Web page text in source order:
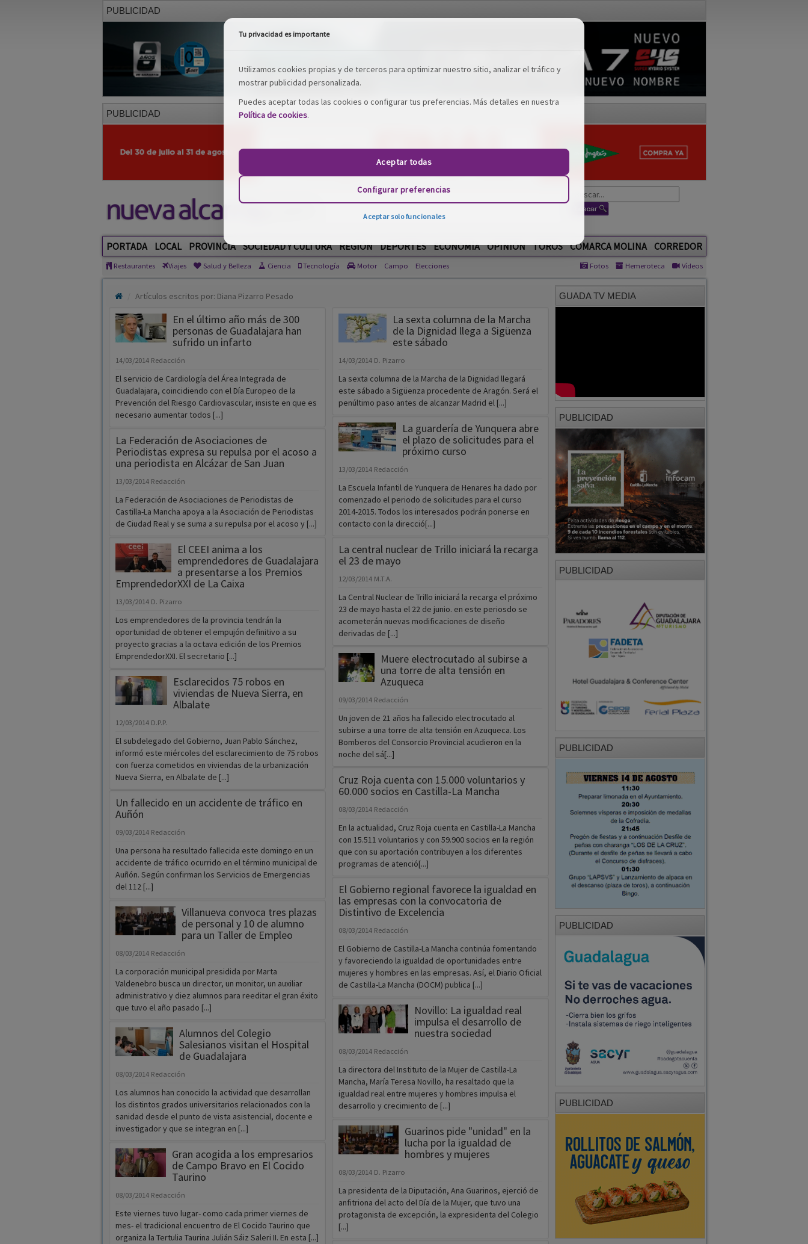
PUBLICIDAD
PUBLICIDAD
PORTADA LOCAL PROVINCIA SOCIEDAD Y CULTURA REGIÓN DEPORTES ECONOMÍA OPINIÓN TOROS COMARCA MOLINA CORREDOR
Restaurantes Viajes Salud y Belleza Ciencia Tecnología Motor Campo Elecciones Fotos Hemeroteca Vídeos
Artículos escritos por: Diana Pizarro Pesado
En el último año más de 300
personas de Guadalajara han
sufrido un infarto
14/03/2014 Redacción
El servicio de Cardiología del Área Integrada de
Guadalajara, coincidiendo con el Día Europeo de la
Prevención del Riesgo Cardiovascular, insiste en que es
necesario aumentar todos [...]
La Federación de Asociaciones de
Periodistas expresa su repulsa por el acoso a
una periodista en Alcázar de San Juan
13/03/2014 Redacción
La Federación de Asociaciones de Periodistas de
Castilla-La Mancha apoya a la Asociación de Periodistas
de Ciudad Real y se suma a su repulsa por el acoso y [...]
El CEEI anima a los
emprendedores de Guadalajara
a presentarse a los Premios
EmprendedorXXI de La Caixa
13/03/2014 D. Pizarro
Los emprendedores de la provincia tendrán la
oportunidad de obtener el empujón definitivo a su
proyecto gracias a la octava edición de los Premios
EmprendedorXXI. El secretario [...]
Esclarecidos 75 robos en
viviendas de Nueva Sierra, en
Albalate
12/03/2014 D.P.P.
El subdelegado del Gobierno, Juan Pablo Sánchez,
informó este miércoles del esclarecimiento de 75 robos
con fuerza cometidos en viviendas de la urbanización
Nueva Sierra, en Albalate de [...]
Un fallecido en un accidente de tráfico en
Auñón
09/03/2014 Redacción
Una persona ha resultado fallecida este domingo en un
accidente de tráfico ocurrido en el término municipal de
Auñón. Según confirman los Servicios de Emergencias
del 112 [...]
Villanueva convoca tres plazas
de personal y 10 de alumno
para un Taller de Empleo
08/03/2014 Redacción
La corporación municipal presidida por Marta
Valdenebro busca un director, un monitor, un auxiliar
administrativo y diez alumnos para reeditar el gran éxito
que tuvo el año pasado [...]
Alumnos del Colegio
Salesianos visitan el Hospital
de Guadalajara
08/03/2014 Redacción
Los alumnos han conocido la actividad que desarrollan
los distintos grados universitarios relacionados con la
sanidad desde el punto de vista asistencial, docente e
investigador y que se integran en [...]
Gran acogida a los empresarios
de Campo Bravo en El Cocido
Taurino
08/03/2014 Redacción
Este viernes tuvo lugar- como cada primer viernes de
mes- el tradicional encuentro de El Cocido Taurino que
organiza la Tertulia Taurina Julián Sáiz Saleri II. En esta [...]
La sexta columna de la Marcha
de la Dignidad llega a Sigüenza
este sábado
14/03/2014 D. Pizarro
La sexta columna de la Marcha de la Dignidad llegará
este sábado a Sigüenza procedente de Aragón. Será el
penúltimo paso antes de alcanzar Madrid el [...]
La guardería de Yunquera abre
el plazo de solicitudes para el
próximo curso
13/03/2014 Redacción
La Escuela Infantil de Yunquera de Henares ha dado por
comenzado el periodo de solicitudes para el curso
2014-2015. Todos los interesados podrán ponerse en
contacto con la direcció[...]
La central nuclear de Trillo iniciará la recarga
el 23 de mayo
12/03/2014 M.T.A.
La Central Nuclear de Trillo iniciará la recarga el próximo
23 de mayo hasta el 22 de junio. en este periosdo se
acometerán nuevas modificaciones de diseño
derivadas de [...]
Muere electrocutado al subirse a
una torre de alta tensión en
Azuqueca
09/03/2014 Redacción
Un joven de 21 años ha fallecido electrocutado al
subirse a una torre de alta tensión en Azuqueca. Los
Bomberos del Consorcio Provincial acudieron en la
noche del sá[...]
Cruz Roja cuenta con 15.000 voluntarios y
60.000 socios en Castilla-La Mancha
08/03/2014 Redacción
En la actualidad, Cruz Roja cuenta en Castilla-La Mancha
con 15.511 voluntarios y con 59.900 socios en la región
que con su aportación contribuyen a los diferentes
programas de atenció[...]
El Gobierno regional favorece la igualdad en
las empresas con la convocatoria de
Distintivo de Excelencia
08/03/2014 Redacción
El Gobierno de Castilla-La Mancha continúa fomentando
y favoreciendo la igualdad de oportunidades entre
mujeres y hombres en las empresas. Así, el Diario Oficial
de Castilla-La Mancha (DOCM) publica [...]
Novillo: La igualdad real
impulsa el desarrollo de
nuestra sociedad
08/03/2014 Redacción
La directora del Instituto de la Mujer de Castilla-La
Mancha, María Teresa Novillo, ha resaltado que la
igualdad real entre mujeres y hombres impulsa el
desarrollo y crecimiento de [...]
Guarinos pide "unidad" en la
lucha por la igualdad de
hombres y mujeres
08/03/2014 D. Pizarro
La presidenta de la Diputación, Ana Guarinos, ejerció de
anfitriona del acto del Día de la Mujer, que tuvo una
protagonista de excepción, la expresidenta del Colegio
[...]
GUADA TV MEDIA
PUBLICIDAD
PUBLICIDAD
PUBLICIDAD
PUBLICIDAD
PUBLICIDAD
Tu privacidad es importante
Utilizamos cookies propias y de terceros para optimizar nuestro sitio, analizar el tráfico y
mostrar publicidad personalizada.
Puedes aceptar todas las cookies o configurar tus preferencias. Más detalles en nuestra
Política de cookies.
Aceptar todas
Configurar preferencias
Aceptar solo funcionales